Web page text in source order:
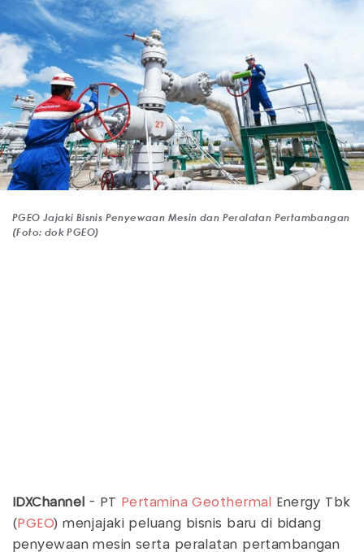
PGEO Jajaki Bisnis Penyewaan Mesin dan Peralatan Pertambangan
(Foto: dok PGEO)
IDXChannel - PT Pertamina Geothermal
Energy Tbk
( PGEO) menjajaki peluang bisnis baru di bidang
penyewaan mesin serta peralatan pertambangan